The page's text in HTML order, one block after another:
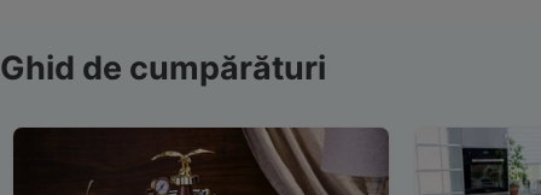
Ghid de cumpărături